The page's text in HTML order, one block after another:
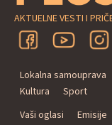
AKTUELNE VESTI I
Lokalna samouprava
Kultura
Sport
Vaši oglasi
Emisije